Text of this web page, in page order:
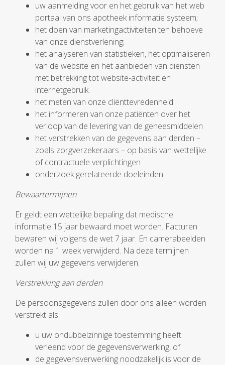
uw aanmelding voor en het gebruik van het web
portaal van ons apotheek informatie systeem;
het doen van marketingactiviteiten ten behoeve
van onze dienstverlening;
het analyseren van statistieken, het optimaliseren
van de website en het aanbieden van diensten
met betrekking tot website-activiteit en
internetgebruik.
het meten van onze cliënttevredenheid
het informeren van onze patiënten over het
verloop van de levering van de geneesmiddelen
het verstrekken van de gegevens aan derden –
zoals zorgverzekeraars – op basis van wettelijke
of contractuele verplichtingen
onderzoek gerelateerde doeleinden
Bewaartermijnen
Er geldt een wettelijke bepaling dat medische
informatie 15 jaar bewaard moet worden. Facturen
bewaren wij volgens de wet 7 jaar. En camerabeelden
worden na 1 week verwijderd. Na deze termijnen
zullen wij uw gegevens verwijderen.
Verstrekking aan derden
De persoonsgegevens zullen door ons alleen worden
verstrekt als:
u uw ondubbelzinnige toestemming heeft
verleend voor de gegevensverwerking, of
de gegevensverwerking noodzakelijk is voor de